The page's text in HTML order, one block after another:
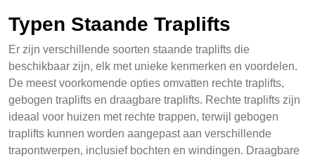
Typen Staande Traplifts
Er zijn verschillende soorten staande traplifts die
beschikbaar zijn, elk met unieke kenmerken en voordelen.
De meest voorkomende opties omvatten rechte traplifts,
gebogen traplifts en draagbare traplifts. Rechte traplifts zijn
ideaal voor huizen met rechte trappen, terwijl gebogen
traplifts kunnen worden aangepast aan verschillende
trapontwerpen, inclusief bochten en windingen. Draagbare